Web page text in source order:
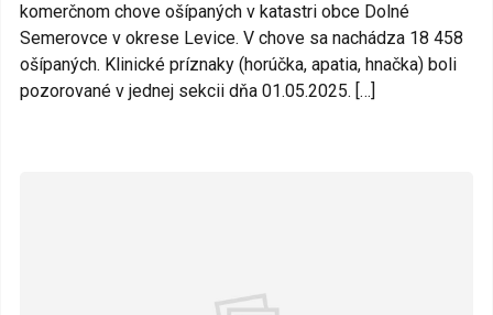
komerčnom chove ošípaných v katastri obce Dolné
Semerovce v okrese Levice. V chove sa nachádza 18 458
ošípaných. Klinické príznaky (horúčka, apatia, hnačka) boli
pozorované v jednej sekcii dňa 01.05.2025. […]